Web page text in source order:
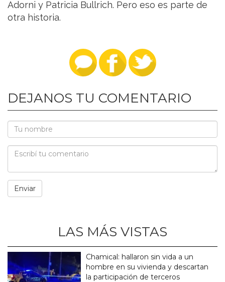
Adorni y Patricia Bullrich. Pero eso es parte de
otra historia.
DEJANOS TU COMENTARIO
LAS MÁS VISTAS
Chamical: hallaron sin vida a un
hombre en su vivienda y descartan
la participación de terceros